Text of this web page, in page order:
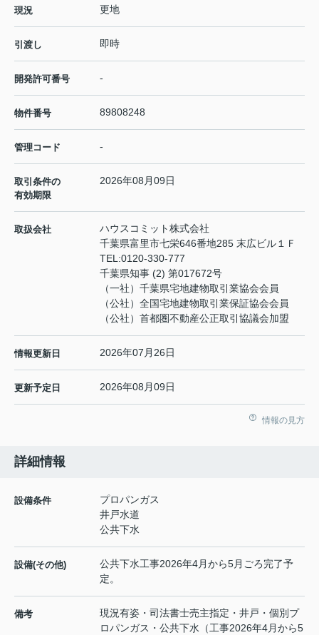
現況 更地
引渡し 即時
開発許可番号 -
物件番号 89808248
管理コード -
取引条件の
有効期限
2026年08月09日
取扱会社
ハウスコミット株式会社
千葉県富里市七栄646番地285 末広ビル１Ｆ
TEL:0120-330-777
千葉県知事 (2) 第017672号
（一社）千葉県宅地建物取引業協会会員
（公社）全国宅地建物取引業保証協会会員
（公社）首都圏不動産公正取引協議会加盟
情報更新日 2026年07月26日
更新予定日 2026年08月09日
情報の見方
詳細情報
設備条件
プロパンガス
井戸水道
公共下水
設備(その他)
公共下水工事2026年4月から5月ごろ完了予
定。
備考
現況有姿・司法書士売主指定・井戸・個別プ
ロパンガス・公共下水（工事2026年4月から5